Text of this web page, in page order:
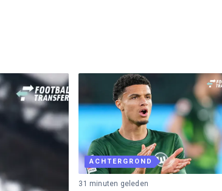
ACHTERGROND
31 minuten geleden